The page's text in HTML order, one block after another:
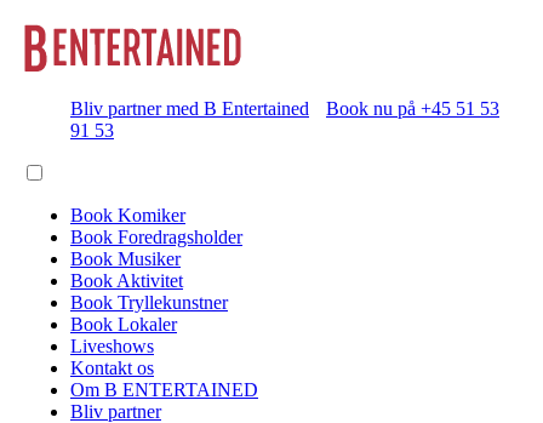
Bliv partner med B Entertained
Book nu på +45 51 53
91 53
Book Komiker
Book Foredragsholder
Book Musiker
Book Aktivitet
Book Tryllekunstner
Book Lokaler
Liveshows
Kontakt os
Om B ENTERTAINED
Bliv partner